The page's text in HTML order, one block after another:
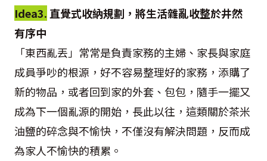
Idea3. 直覺式收納規劃，將生活雜亂收整於井然
有序中
「東西亂丟」常常是負責家務的主婦、家長與家庭
成員爭吵的根源，好不容易整理好的家務，添購了
新的物品，或者回到家的外套、包包，隨手一擺又
成為下一個亂源的開始，長此以往，這類關於茶米
油鹽的碎念與不愉快，不僅沒有解決問題，反而成
為家人不愉快的積累。